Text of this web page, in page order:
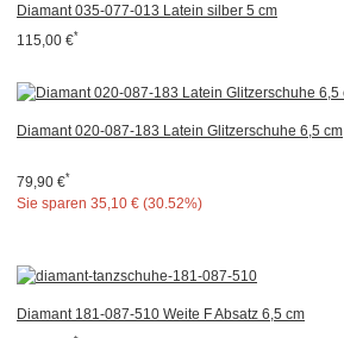
Diamant 035-077-013 Latein silber 5 cm
115,00 €*
Diamant 020-087-183 Latein Glitzerschuhe 6,5 cm
79,90 €*
Sie sparen 35,10 € (30.52%)
Diamant 181-087-510 Weite F Absatz 6,5 cm